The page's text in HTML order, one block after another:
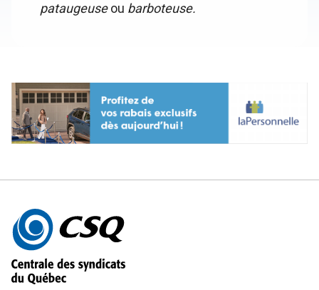
pataugeuseou barboteuse.
Autres
informations